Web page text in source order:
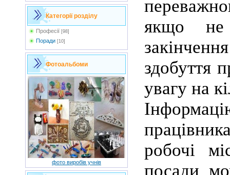
Категорії розділу
Професії [98]
Поради [10]
Фотоальбоми
фото виробів учнів
якщо не
здобуття
увагу на
робочі
посади